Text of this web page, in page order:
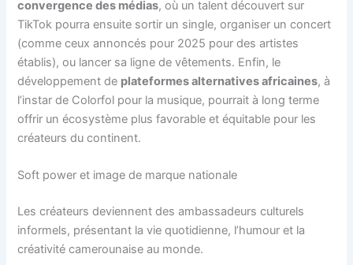
convergence des médias, où un talent découvert sur
TikTok pourra ensuite sortir un single, organiser un concert
(comme ceux annoncés pour 2025 pour des artistes
établis), ou lancer sa ligne de vêtements. Enfin, le
développement de plateformes alternatives africaines, à
l’instar de Colorfol pour la musique, pourrait à long terme
offrir un écosystème plus favorable et équitable pour les
créateurs du continent.
Soft power et image de marque nationale
Les créateurs deviennent des ambassadeurs culturels
informels, présentant la vie quotidienne, l’humour et la
créativité camerounaise au monde.